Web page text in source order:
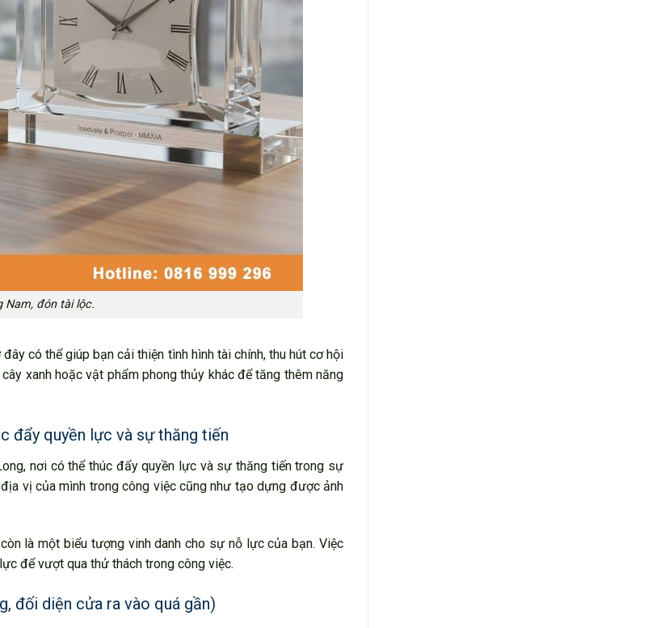
Nam, đón tài lộc.
có thể giúp bạn cải thiện tình hình tài chính, thu hút cơ hội
xanh hoặc vật phẩm phong thủy khác để tăng thêm năng
đẩy quyền lực và sự thăng tiến
nơi có thể thúc đẩy quyền lực và sự thăng tiến trong sự
vị của mình trong công việc cũng như tạo dựng được ảnh
là một biểu tượng vinh danh cho sự nỗ lực của bạn. Việc
để vượt qua thử thách trong công việc.
đối diện cửa ra vào quá gần)